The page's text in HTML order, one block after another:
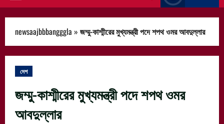
newsaajbbbangggla » জম্মু-কাশ্মীরের মুখ্যমন্ত্রী পদে শপথ ওমর আবদুল্লার
দেশ
জম্মু-কাশ্মীরের মুখ্যমন্ত্রী পদে শপথ ওমর
আবদুল্লার